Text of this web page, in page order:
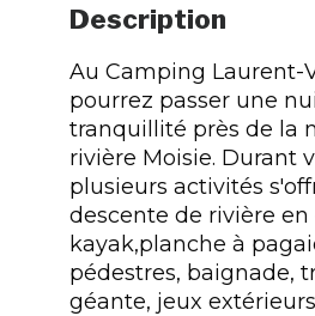
Description
Au Camping Laurent-
pourrez passer une
tranquillité près de la
rivière Moisie. Durant
plusieurs activités
descente de rivière en
kayak,planche à
pédestres, baignade,
géante, jeux